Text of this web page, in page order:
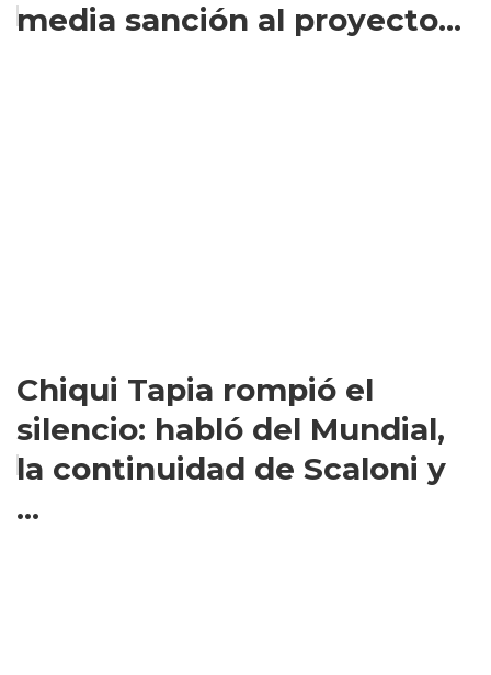
media sanción al proyecto...
Chiqui Tapia rompió el
silencio: habló del Mundial,
la continuidad de Scaloni y
...